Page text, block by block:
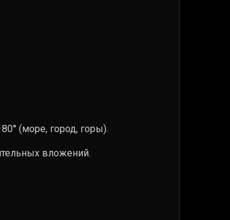
(море, город, горы).
вложений.